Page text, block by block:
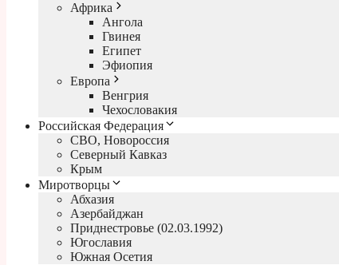
Африка
Ангола
Гвинея
Египет
Эфиопия
Европа
Венгрия
Чехословакия
Российская Федерация
СВО, Новороссия
Северный Кавказ
Крым
Миротворцы
Абхазия
Азербайджан
Приднестровье (02.03.1992)
Югославия
Южная Осетия